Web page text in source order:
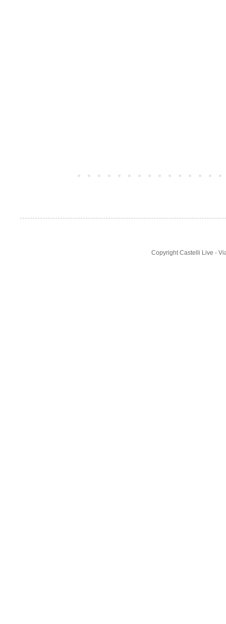
Copyright Castelli Live -